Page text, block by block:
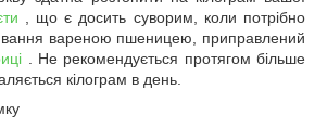
, що є досить суворим, коли потрібно
вареною пшеницею, приправлений
. Не рекомендується протягом більше
кілограм в день.